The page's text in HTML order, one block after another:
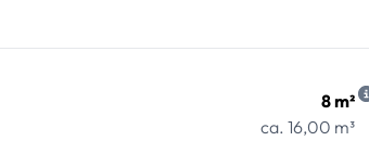
8 m²
ca. 16,00 m³